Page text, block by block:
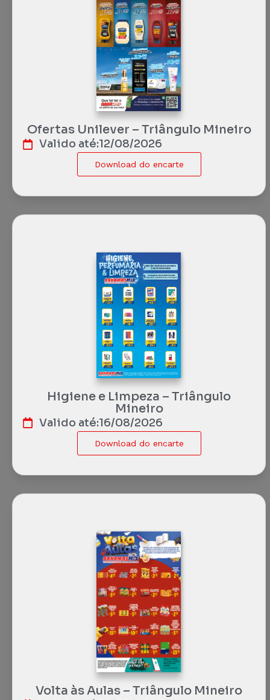
Ofertas Unilever – Triângulo Mineiro
Valido até:12/08/2026
Download do encarte
Higiene e Limpeza – Triângulo
Mineiro
Valido até:16/08/2026
Download do encarte
Volta às Aulas – Triângulo Mineiro